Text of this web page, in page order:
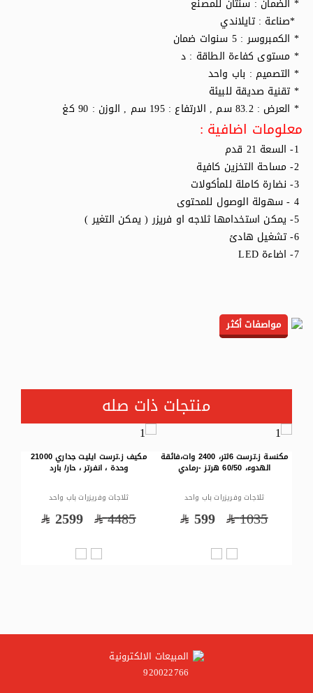
*صناعة : تايلاندي
* الكمبروسر : 5 سنوات ضمان
* مستوى كفاءة الطاقة : د
* التصميم : باب واحد
* تقنية صديقة للبيئة
* العرض : 83.2 سم , الارتفاع : 195 سم , الوزن : 90 كغ
معلومات اضافية :
مواصفات أكثر
منتجات ذات صله
مكنسة ز.ترست 6لتر، 2400 وات،فائقة
الهدوء، 60/50 هرتز -رمادي
ثلاجات وفريزرات باب واحد
1035
599
مكيف ز.ترست ايليت جداري 21000
وحدة ، انفرتر ، حار/ بارد
ثلاجات وفريزرات باب واحد
4485
2599
المبيعات الالكترونية
920022766